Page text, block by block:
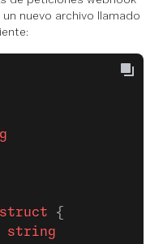
nuevo archivo llamado
{
string